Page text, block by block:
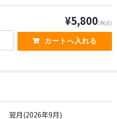
¥5,800(税込)
翌月(2026年9月)